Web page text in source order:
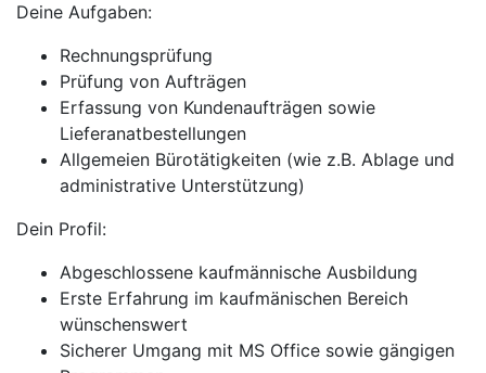
Deine Aufgaben:
Rechnungsprüfung
Prüfung von Aufträgen
Erfassung von Kundenaufträgen sowie
Lieferanatbestellungen
Allgemeien Bürotätigkeiten (wie z.B. Ablage und
administrative Unterstützung)
Dein Profil:
Abgeschlossene kaufmännische Ausbildung
Erste Erfahrung im kaufmänischen Bereich
wünschenswert
Sicherer Umgang mit MS Office sowie gängigen